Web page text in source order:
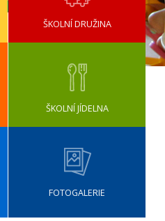
ŠKOLNÍ DRUŽINA
ŠKOLNÍ JÍDELNA
FOTOGALERIE